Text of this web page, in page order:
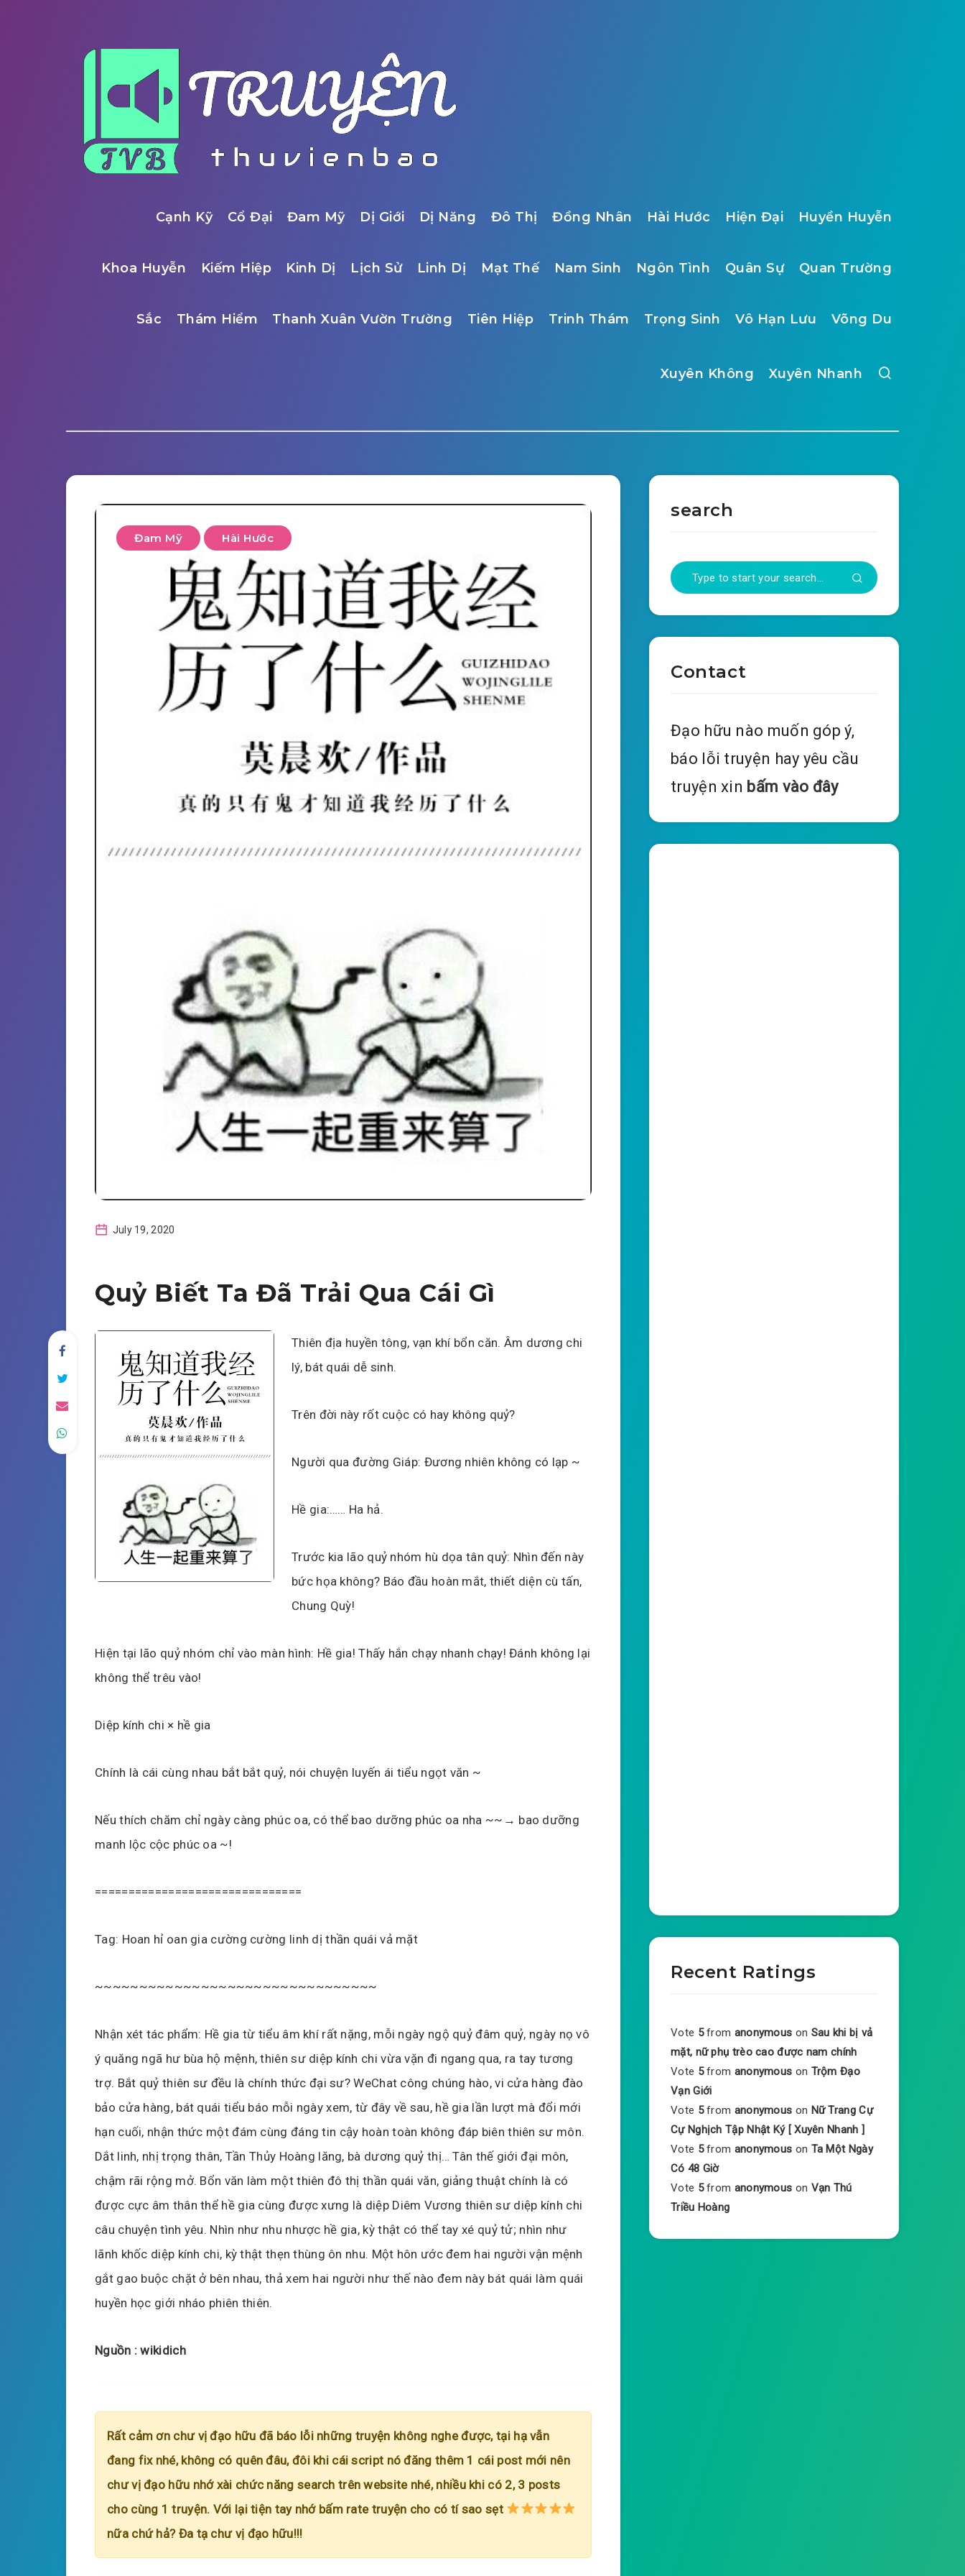
Cạnh Kỹ Cổ Đại Đam Mỹ Dị Giới Dị Năng Đô Thị Đồng Nhân Hài Hước Hiện Đại Huyền Huyễn
Khoa Huyễn Kiếm Hiệp Kinh Dị Lịch Sử Linh Dị Mạt Thế Nam Sinh Ngôn Tình Quân Sự Quan Trường
Sắc Thám Hiểm Thanh Xuân Vườn Trường Tiên Hiệp Trinh Thám Trọng Sinh Vô Hạn Lưu Võng Du
Xuyên Không Xuyên Nhanh
Đam Mỹ Hài Hước
July 19, 2020
Quỷ Biết Ta Đã Trải Qua Cái Gì
Thiên địa huyền tông, vạn khí bổn căn. Âm dương chi
lý, bát quái dễ sinh.
Trên đời này rốt cuộc có hay không quỷ?
Người qua đường Giáp: Đương nhiên không có lạp ~
Hề gia:…… Ha hả.
Trước kia lão quỷ nhóm hù dọa tân quỷ: Nhìn đến này
bức họa không? Báo đầu hoàn mắt, thiết diện cù tấn,
Chung Quỳ!
Hiện tại lão quỷ nhóm chỉ vào màn hình: Hề gia! Thấy hắn chạy nhanh chạy! Đánh không lại
không thể trêu vào!
Diệp kính chi × hề gia
Chính là cái cùng nhau bắt bắt quỷ, nói chuyện luyến ái tiểu ngọt văn ~
Nếu thích chăm chỉ ngày càng phúc oa, có thể bao dưỡng phúc oa nha ~~→ bao dưỡng
manh lộc cộc phúc oa ~!
===============================
Tag: Hoan hỉ oan gia cường cường linh dị thần quái vả mặt
~~~~~~~~~~~~~~~~~~~~~~~~~~~~~~~~
Nhận xét tác phẩm: Hề gia từ tiểu âm khí rất nặng, mỗi ngày ngộ quỷ đâm quỷ, ngày nọ vô
ý quăng ngã hư bùa hộ mệnh, thiên sư diệp kính chi vừa vặn đi ngang qua, ra tay tương
trợ. Bắt quỷ thiên sư đều là chính thức đại sư? WeChat công chúng hào, vi cửa hàng đào
bảo cửa hàng, bát quái tiểu báo mỗi ngày xem, từ đây về sau, hề gia lần lượt mà đổi mới
hạn cuối, nhận thức một đám cùng đáng tin cậy hoàn toàn không đáp biên thiên sư môn.
Dắt linh, nhị trọng thân, Tần Thủy Hoàng lăng, bà dương quỷ thị… Tân thế giới đại môn,
chậm rãi rộng mở. Bổn văn làm một thiên đô thị thần quái văn, giảng thuật chính là có
được cực âm thân thể hề gia cùng được xưng là diệp Diêm Vương thiên sư diệp kính chi
câu chuyện tình yêu. Nhìn như nhu nhược hề gia, kỳ thật có thể tay xé quỷ tử; nhìn như
lãnh khốc diệp kính chi, kỳ thật thẹn thùng ôn nhu. Một hôn ước đem hai người vận mệnh
gắt gao buộc chặt ở bên nhau, thả xem hai người như thế nào đem này bát quái làm quái
huyền học giới nháo phiên thiên.
Nguồn : wikidich
Rất cảm ơn chư vị đạo hữu đã báo lỗi những truyện không nghe được, tại hạ vẫn
đang fix nhé, không có quên đâu, đôi khi cái script nó đăng thêm 1 cái post mới nên
chư vị đạo hữu nhớ xài chức năng search trên website nhé, nhiều khi có 2, 3 posts
cho cùng 1 truyện. Với lại tiện tay nhớ bấm rate truyện cho có tí sao sẹt
nữa chứ hả? Đa tạ chư vị đạo hữu!!!
search
Contact
Đạo hữu nào muốn góp ý,
báo lỗi truyện hay yêu cầu
truyện xin bấm vào đây
Recent Ratings
Vote 5 from anonymous on Sau khi bị vả
mặt, nữ phụ trèo cao được nam chính
Vote 5 from anonymous on Trộm Đạo
Vạn Giới
Vote 5 from anonymous on Nữ Trang Cự
Cự Nghịch Tập Nhật Ký [ Xuyên Nhanh ]
Vote 5 from anonymous on Ta Một Ngày
Có 48 Giờ
Vote 5 from anonymous on Vạn Thú
Triều Hoàng